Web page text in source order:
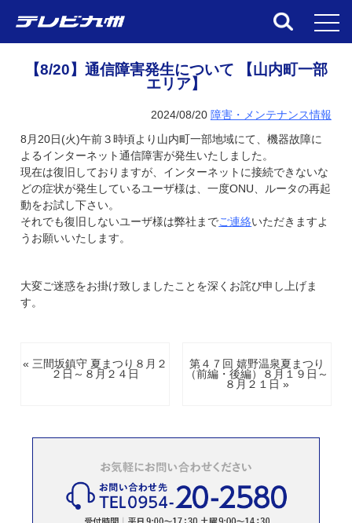
【8/20】通信障害発生について 【山内町一部
エリア】
2024/08/20 障害・メンテナンス情報
8月20日(火)午前３時頃より山内町一部地域にて、機器故障に
よるインターネット通信障害が発生いたしました。
現在は復旧しておりますが、インターネットに接続できないな
どの症状が発生しているユーザ様は、一度ONU、ルータの再起
動をお試し下さい。
それでも復旧しないユーザ様は弊社までご連絡いただきますよ
うお願いいたします。
大変ご迷惑をお掛け致しましたことを深くお詫び申し上げま
す。
« 三間坂鎮守 夏まつり８月２
２日～８月２４日
第４７回 嬉野温泉夏まつり
（前編・後編）８月１９日～
８月２１日 »